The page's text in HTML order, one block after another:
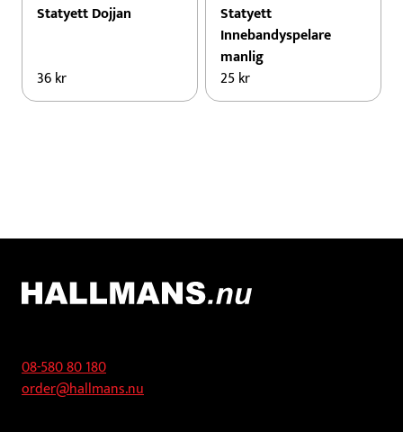
Statyett Dojjan
36kr
Statyett
Innebandyspelare
manlig
25kr
08-580 80 180
order@hallmans.nu